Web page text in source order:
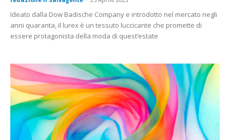
Ideato dalla Dow Badische Company e introdotto nel mercato negli
anni quaranta, il lurex è un tessuto luccicante che promette di
essere protagonista della moda di quest’estate